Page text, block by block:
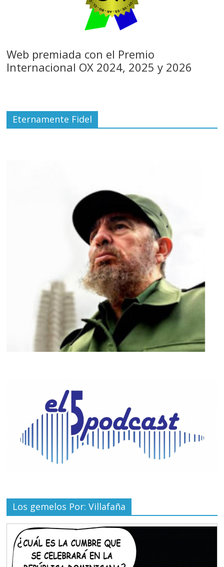
Web premiada con el Premio
Internacional OX 2024, 2025 y 2026
Eternamente Fidel
Los gemelos Por: Villafaña